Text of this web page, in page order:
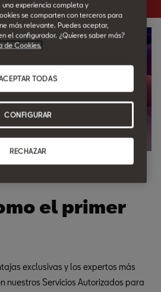
el primer
exclusivas y los expertos más
nuestros Servicios Autorizados para
experiencia completa y
se comparten con terceros para
más relevante. Puedes aceptar,
el configurador. ¿Quieres saber más?
de Cookies.
RECHAZAR
TODAS
CONFIGURAR